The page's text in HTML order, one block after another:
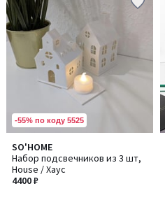
-55% по коду 5525
SO'HOME
Набор подсвечников из 3 шт,
House / Хаус
4400 ₽